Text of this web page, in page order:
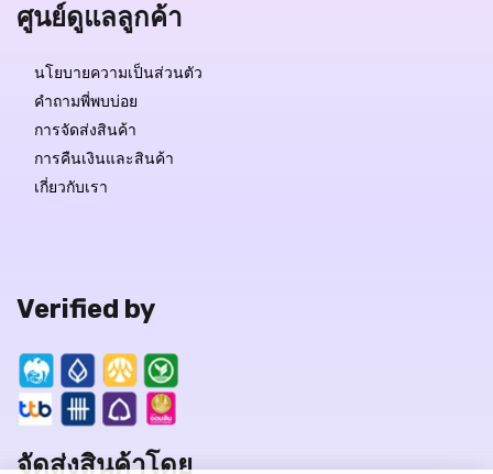
ศูนย์ดูแลลูกค้า
นโยบายความเป็นส่วนตัว
คำถามพี่พบบ่อย
การจัดส่งสินค้า
การคืนเงินและสินค้า
เกี่ยวกับเรา
Verified by
จัดส่งสินค้าโดย